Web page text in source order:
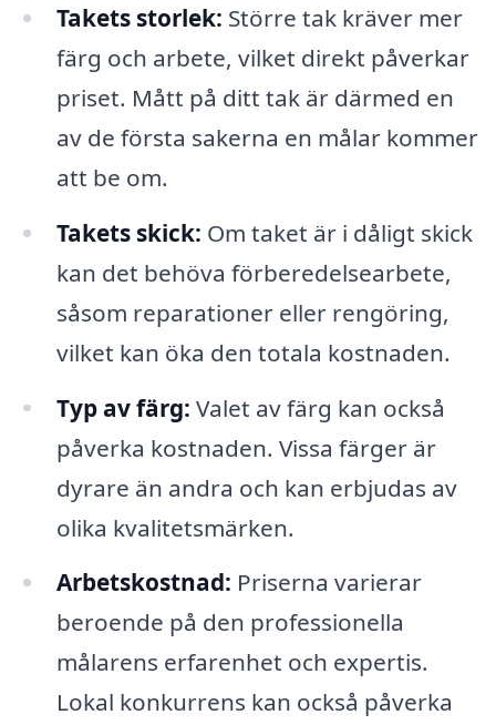
Takets storlek: Större tak kräver mer
färg och arbete, vilket direkt påverkar
priset. Mått på ditt tak är därmed en
av de första sakerna en målar kommer
att be om.
Takets skick: Om taket är i dåligt skick
kan det behöva förberedelsearbete,
såsom reparationer eller rengöring,
vilket kan öka den totala kostnaden.
Typ av färg: Valet av färg kan också
påverka kostnaden. Vissa färger är
dyrare än andra och kan erbjudas av
olika kvalitetsmärken.
Arbetskostnad: Priserna varierar
beroende på den professionella
målarens erfarenhet och expertis.
Lokal konkurrens kan också påverka